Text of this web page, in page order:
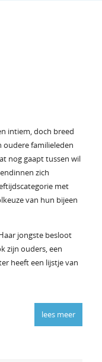
intiem, doch breed
oudere familieleden
nog gaapt tussen wil
zich
met
van hun bijeen
jongste besloot
zijn ouders, een
heeft een lijstje van
lees meer